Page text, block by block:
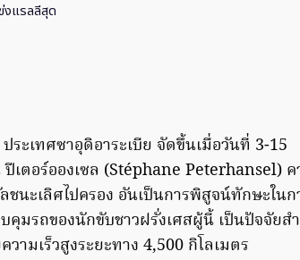
งแรลลีสุด
ะเทศซาอุดิอาระเบีย จัดขึ้นเมื่อวันที่ 3-15
เตอร์อองเซล (Stéphane Peterhansel)
นะเลิศไปครอง อันเป็นการพิสูจน์ทักษะในก
คุมรถของนักขับชาวฝรั่งเศสผู้นี้ เป็นปัจจัยส
มเร็วสูงระยะทาง 4,500 กิโลเมตร